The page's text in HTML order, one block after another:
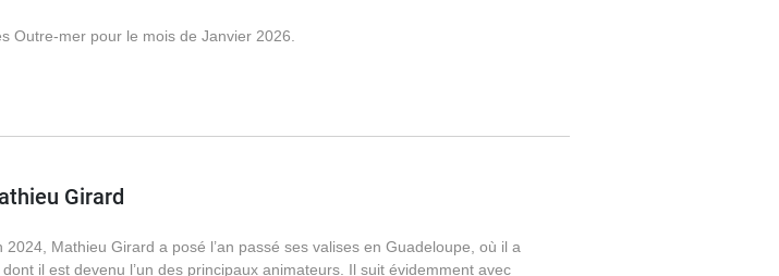
Outre-mer pour le mois de Janvier 2026.
Girard
Mathieu Girard a posé l’an passé ses valises en Guadeloupe, où il a
il est devenu l’un des principaux animateurs. Il suit évidemment avec